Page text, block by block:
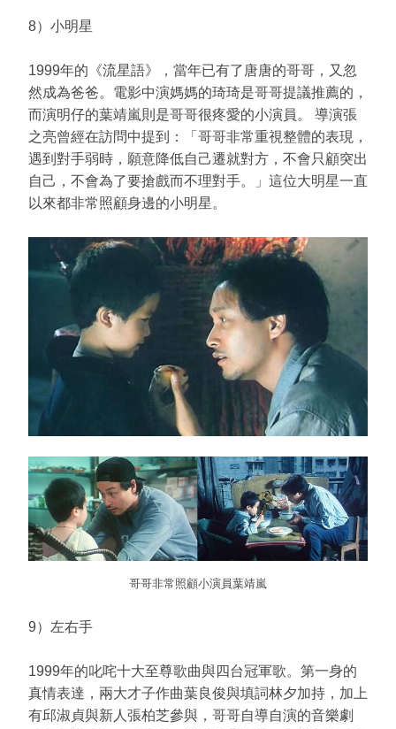
8）小明星
1999年的《流星語》，當年已有了唐唐的哥哥，又忽
然成為爸爸。電影中演媽媽的琦琦是哥哥提議推薦的，
而演明仔的葉靖嵐則是哥哥很疼愛的小演員。 導演張
之亮曾經在訪問中提到：「哥哥非常重視整體的表現，
遇到對手弱時，願意降低自己遷就對方，不會只顧突出
自己，不會為了要搶戲而不理對手。」這位大明星一直
以來都非常照顧身邊的小明星。
哥哥非常照顧小演員葉靖嵐
9）左右手
1999年的叱咤十大至尊歌曲與四台冠軍歌。第一身的
真情表達，兩大才子作曲葉良俊與填詞林夕加持，加上
有邱淑貞與新人張柏芝參與，哥哥自導自演的音樂劇